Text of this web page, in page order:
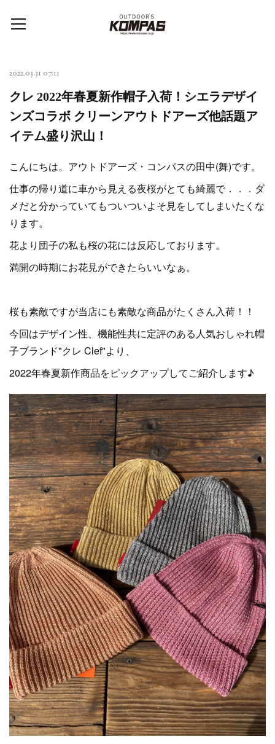
2022.03.31 07:11
クレ 2022年春夏新作帽子入荷！シエラデザイ
ンズコラボ クリーンアウトドアーズ他話題ア
イテム盛り沢山！
こんにちは。アウトドアーズ・コンパスの田中(舞)です。
仕事の帰り道に車から見える夜桜がとても綺麗で．．．ダ
メだと分かっていてもついついよそ見をしてしまいたくな
ります。
花より団子の私も桜の花には反応しております。
満開の時期にお花見ができたらいいなぁ。
桜も素敵ですが当店にも素敵な商品がたくさん入荷！！
今回はデザイン性、機能性共に定評のある人気おしゃれ帽
子ブランド"クレ Clef"より、
2022年春夏新作商品をピックアップしてご紹介します♪